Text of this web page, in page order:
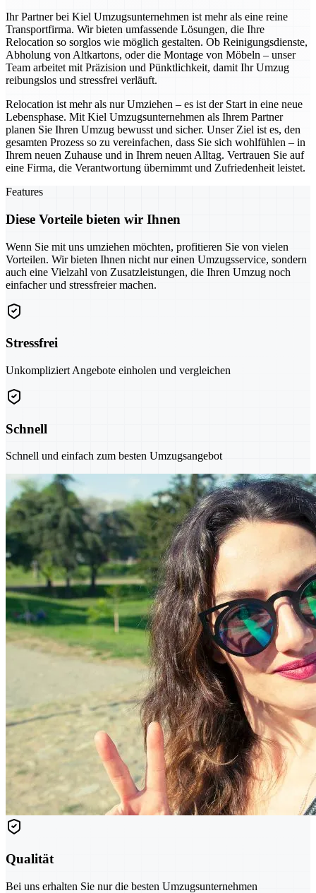
Ihr Partner bei Kiel Umzugsunternehmen ist mehr als eine reine
Transportfirma. Wir bieten umfassende Lösungen, die Ihre
Relocation so sorglos wie möglich gestalten. Ob Reinigungsdienste,
Abholung von Altkartons, oder die Montage von Möbeln – unser
Team arbeitet mit Präzision und Pünktlichkeit, damit Ihr Umzug
reibungslos und stressfrei verläuft.
Relocation ist mehr als nur Umziehen – es ist der Start in eine neue
Lebensphase. Mit Kiel Umzugsunternehmen als Ihrem Partner
planen Sie Ihren Umzug bewusst und sicher. Unser Ziel ist es, den
gesamten Prozess so zu vereinfachen, dass Sie sich wohlfühlen – in
Ihrem neuen Zuhause und in Ihrem neuen Alltag. Vertrauen Sie auf
eine Firma, die Verantwortung übernimmt und Zufriedenheit leistet.
Features
Diese Vorteile bieten wir Ihnen
Wenn Sie mit uns umziehen möchten, profitieren Sie von vielen
Vorteilen. Wir bieten Ihnen nicht nur einen Umzugsservice, sondern
auch eine Vielzahl von Zusatzleistungen, die Ihren Umzug noch
einfacher und stressfreier machen.
Stressfrei
Unkompliziert Angebote einholen und vergleichen
Schnell
Schnell und einfach zum besten Umzugsangebot
Qualität
Bei uns erhalten Sie nur die besten Umzugsunternehmen